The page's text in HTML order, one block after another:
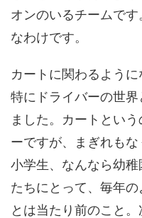
オンのいるチームで
なわけです。
カートに関わるよう
特にドライバーの世
ました。カートとい
ーですが、まぎれもな
小学生、なんなら幼
たちにとって、毎年
とは当たり前のこと